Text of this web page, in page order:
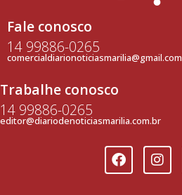
Fale conosco
14 99886-0265
comercialdiarionoticiasmarilia@gmail.com
Trabalhe conosco
14 99886-0265
editor@diariodenoticiasmarilia.com.br